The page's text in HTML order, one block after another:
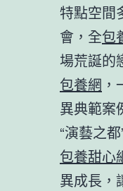
特點空間
會，全包
場荒誕的
包養網
異典範案
“演藝之
包養甜心
異成長，